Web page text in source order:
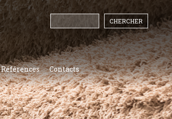
Références Contacts